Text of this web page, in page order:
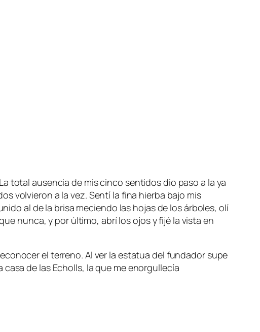
total ausencia de mis cinco sentidos dio paso a la ya
volvieron a la vez. Sentí la fina hierba bajo mis
al de la brisa meciendo las hojas de los árboles, olí
nunca, y por último, abrí los ojos y fijé la vista en
el terreno. Al ver la estatua del fundador supe
de las Echolls, la que me enorgullecía